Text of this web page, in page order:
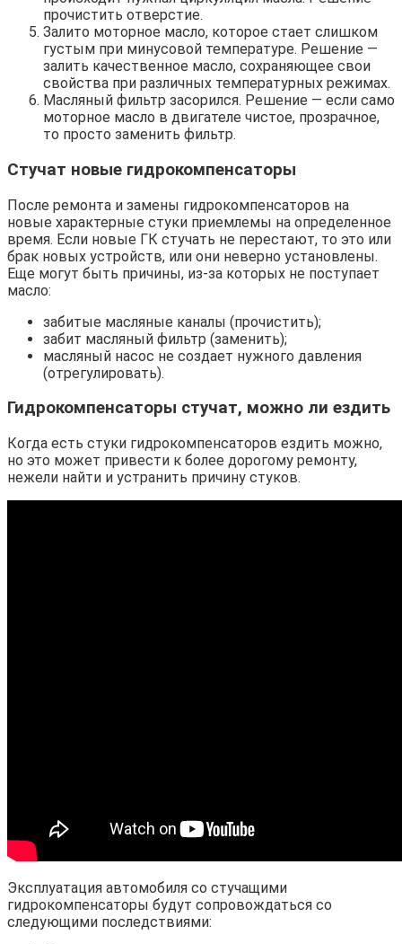
прочистить отверстие.
Залито моторное масло, которое стает слишком
густым при минусовой температуре. Решение —
залить качественное масло, сохраняющее свои
свойства при различных температурных режимах.
Масляный фильтр засорился. Решение — если само
моторное масло в двигателе чистое, прозрачное,
то просто заменить фильтр.
Стучат новые гидрокомпенсаторы
После ремонта и замены гидрокомпенсаторов на
новые характерные стуки приемлемы на определенное
время. Если новые ГК стучать не перестают, то это или
брак новых устройств, или они неверно установлены.
Еще могут быть причины, из-за которых не поступает
масло:
забитые масляные каналы (прочистить);
забит масляный фильтр (заменить);
масляный насос не создает нужного давления
(отрегулировать).
Гидрокомпенсаторы стучат, можно ли ездить
Когда есть стуки гидрокомпенсаторов ездить можно,
но это может привести к более дорогому ремонту,
нежели найти и устранить причину стуков.
Эксплуатация автомобиля со стучащими
гидрокомпенсаторы будут сопровождаться со
следующими последствиями: